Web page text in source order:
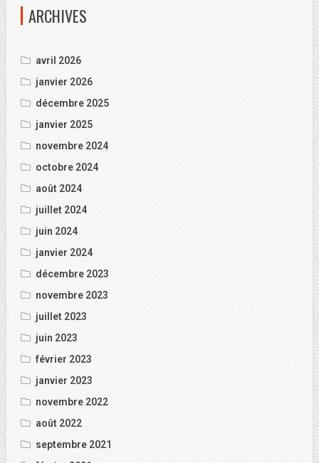
ARCHIVES
avril 2026
janvier 2026
décembre 2025
janvier 2025
novembre 2024
octobre 2024
août 2024
juillet 2024
juin 2024
janvier 2024
décembre 2023
novembre 2023
juillet 2023
juin 2023
février 2023
janvier 2023
novembre 2022
août 2022
septembre 2021